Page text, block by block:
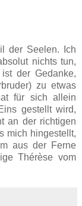
der Seelen. Ich
nichts tun,
der Gedanke,
zu etwas
für sich allein
gestellt wird,
an der richtigen
mich hingestellt,
aus der Ferne
Thérèse vom